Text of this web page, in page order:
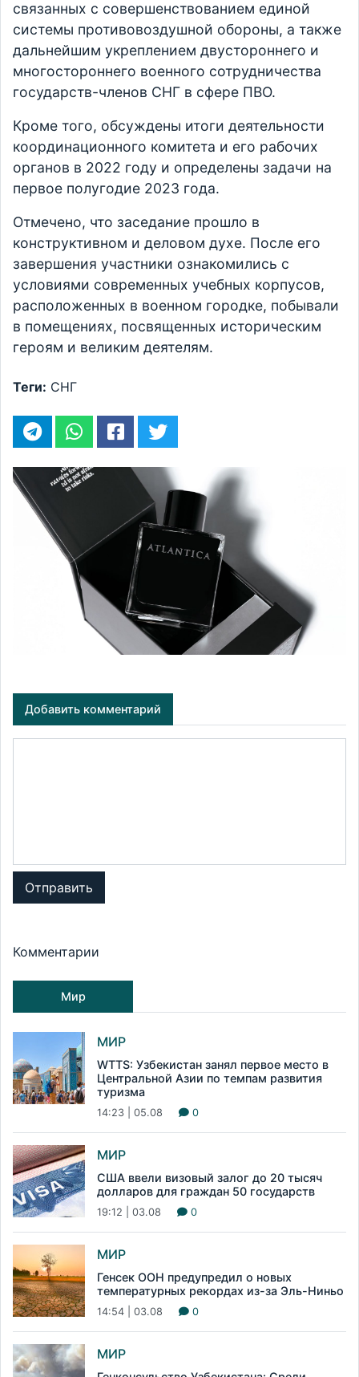
связанных с совершенствованием единой
системы противовоздушной обороны, а также
дальнейшим укреплением двустороннего и
многостороннего военного сотрудничества
государств-членов СНГ в сфере ПВО.
Кроме того, обсуждены итоги деятельности
координационного комитета и его рабочих
органов в 2022 году и определены задачи на
первое полугодие 2023 года.
Отмечено, что заседание прошло в
конструктивном и деловом духе. После его
завершения участники ознакомились с
условиями современных учебных корпусов,
расположенных в военном городке, побывали
в помещениях, посвященных историческим
героям и великим деятелям.
Теги: СНГ
Добавить комментарий
Отправить
Комментарии
Мир
МИР
WTTS: Узбекистан занял первое место в
Центральной Азии по темпам развития
туризма
14:23 | 05.08 0
МИР
США ввели визовый залог до 20 тысяч
долларов для граждан 50 государств
19:12 | 03.08 0
МИР
Генсек ООН предупредил о новых
температурных рекордах из-за Эль-Ниньо
14:54 | 03.08 0
МИР